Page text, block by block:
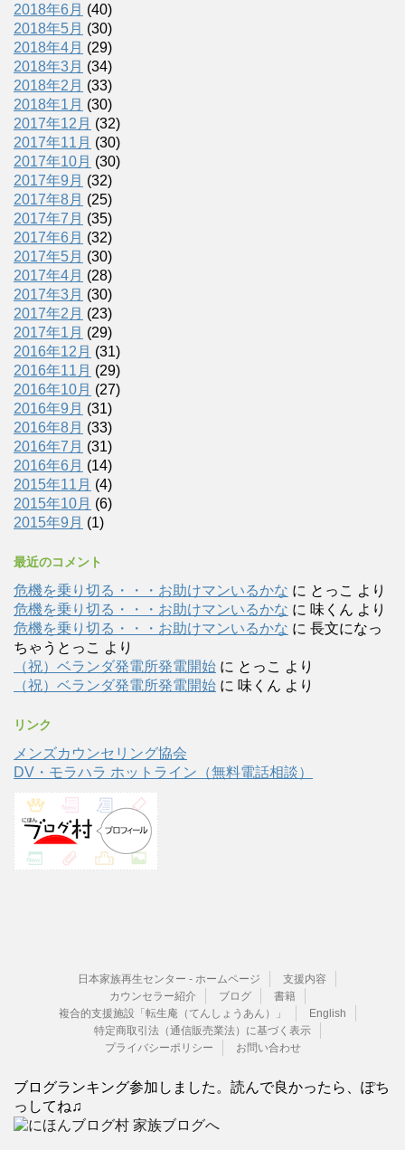
2018年6月 (40)
2018年5月 (30)
2018年4月 (29)
2018年3月 (34)
2018年2月 (33)
2018年1月 (30)
2017年12月 (32)
2017年11月 (30)
2017年10月 (30)
2017年9月 (32)
2017年8月 (25)
2017年7月 (35)
2017年6月 (32)
2017年5月 (30)
2017年4月 (28)
2017年3月 (30)
2017年2月 (23)
2017年1月 (29)
2016年12月 (31)
2016年11月 (29)
2016年10月 (27)
2016年9月 (31)
2016年8月 (33)
2016年7月 (31)
2016年6月 (14)
2015年11月 (4)
2015年10月 (6)
2015年9月 (1)
最近のコメント
危機を乗り切る・・・お助けマンいるかな に とっこ より
危機を乗り切る・・・お助けマンいるかな に 味くん より
危機を乗り切る・・・お助けマンいるかな に 長文になっ
ちゃうとっこ より
（祝）ベランダ発電所発電開始 に とっこ より
（祝）ベランダ発電所発電開始 に 味くん より
リンク
メンズカウンセリング協会
DV・モラハラ ホットライン（無料電話相談）
日本家族再生センター - ホームページ
支援内容
カウンセラー紹介
ブログ
書籍
複合的支援施設「転生庵（てんしょうあん）」
English
特定商取引法（通信販売業法）に基づく表示
プライバシーポリシー
お問い合わせ
ブログランキング参加しました。読んで良かったら、ぽち
っしてね♫